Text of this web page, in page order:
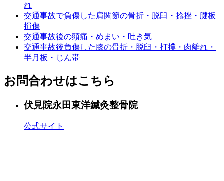
れ
交通事故で負傷した肩関節の骨折・脱臼・捻挫・腱板
損傷
交通事故後の頭痛・めまい・吐き気
交通事故後負傷した膝の骨折・脱臼・打撲・肉離れ・
半月板・じん帯
お問合わせはこちら
伏見院永田東洋鍼灸整骨院
公式サイト